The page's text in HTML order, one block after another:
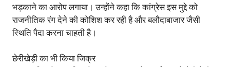
भड़काने का आरोप लगाया। उन्होंने कहा कि कांग्रेस इस मुद्दे को
राजनीतिक रंग देने की कोशिश कर रही है और बलौदाबाजार जैसी
स्थिति पैदा करना चाहती है।
छेरीखेड़ी का भी किया जिक्र